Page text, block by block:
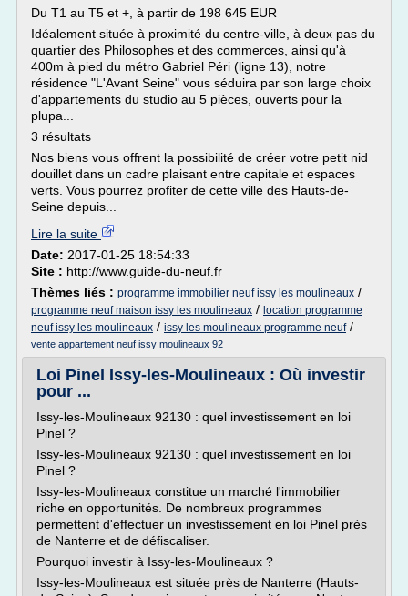
Du T1 au T5 et +, à partir de 198 645 EUR
Idéalement située à proximité du centre-ville, à deux pas du
quartier des Philosophes et des commerces, ainsi qu'à
400m à pied du métro Gabriel Péri (ligne 13), notre
résidence "L'Avant Seine" vous séduira par son large choix
d'appartements du studio au 5 pièces, ouverts pour la
plupa...
3 résultats
Nos biens vous offrent la possibilité de créer votre petit nid
douillet dans un cadre plaisant entre capitale et espaces
verts. Vous pourrez profiter de cette ville des Hauts-de-
Seine depuis...
Lire la suite
Date: 2017-01-25 18:54:33
Site : http://www.guide-du-neuf.fr
Thèmes liés : programme immobilier neuf issy les moulineaux /
programme neuf maison issy les moulineaux / location programme
neuf issy les moulineaux / issy les moulineaux programme neuf/
vente appartement neuf issy moulineaux 92
Loi Pinel Issy-les-Moulineaux : Où investir
pour ...
Issy-les-Moulineaux 92130 : quel investissement en loi
Pinel ?
Issy-les-Moulineaux 92130 : quel investissement en loi
Pinel ?
Issy-les-Moulineaux constitue un marché l'immobilier
riche en opportunités. De nombreux programmes
permettent d'effectuer un investissement en loi Pinel près
de Nanterre et de défiscaliser.
Pourquoi investir à Issy-les-Moulineaux ?
Issy-les-Moulineaux est située près de Nanterre (Hauts-